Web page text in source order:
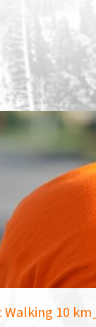
Walking 10